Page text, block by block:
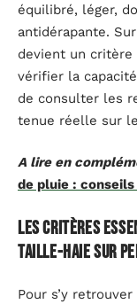
équilibré, léger,
antidérapante.
devient un
vérifier la
de consulter les
tenue réelle sur
A lire en
de pluie :
Les critères
taille-haie sur
Pour s’y